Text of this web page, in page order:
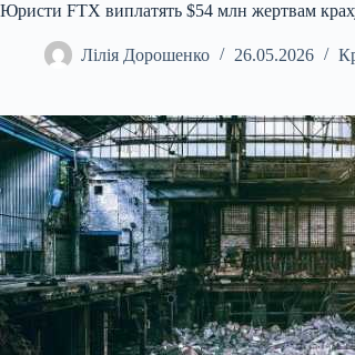
Юристи FTX виплатять $54 млн жертвам
Лілія Дорошенко 26.05.2026